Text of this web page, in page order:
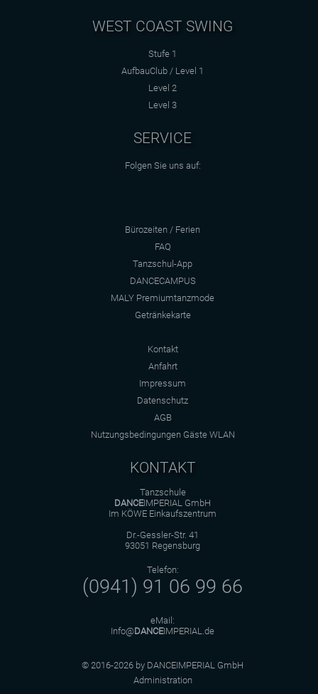
WEST COAST SWING
Stufe 1
AufbauClub / Level 1
Level 2
Level 3
SERVICE
Folgen Sie uns auf:
Bürozeiten / Ferien
FAQ
Tanzschul-App
DANCECAMPUS
MALY Premiumtanzmode
Getränkekarte
Kontakt
Anfahrt
Impressum
Datenschutz
AGB
Nutzungsbedingungen Gäste WLAN
KONTAKT
Tanzschule
DANCEIMPERIAL GmbH
Im KÖWE Einkaufszentrum
Dr.-Gessler-Str. 41
93051 Regensburg
Telefon:
(0941) 91 06 99 66
eMail:
Info@DANCEIMPERIAL.de
© 2016-2026 by DANCEIMPERIAL GmbH
Administration